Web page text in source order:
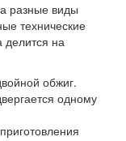
разные виды
технические
делится на
обжиг.
одному